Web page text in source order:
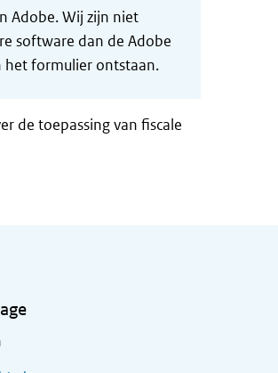
Adobe. Wij zijn niet
software dan de Adobe
het formulier ontstaan.
de toepassing van fiscale